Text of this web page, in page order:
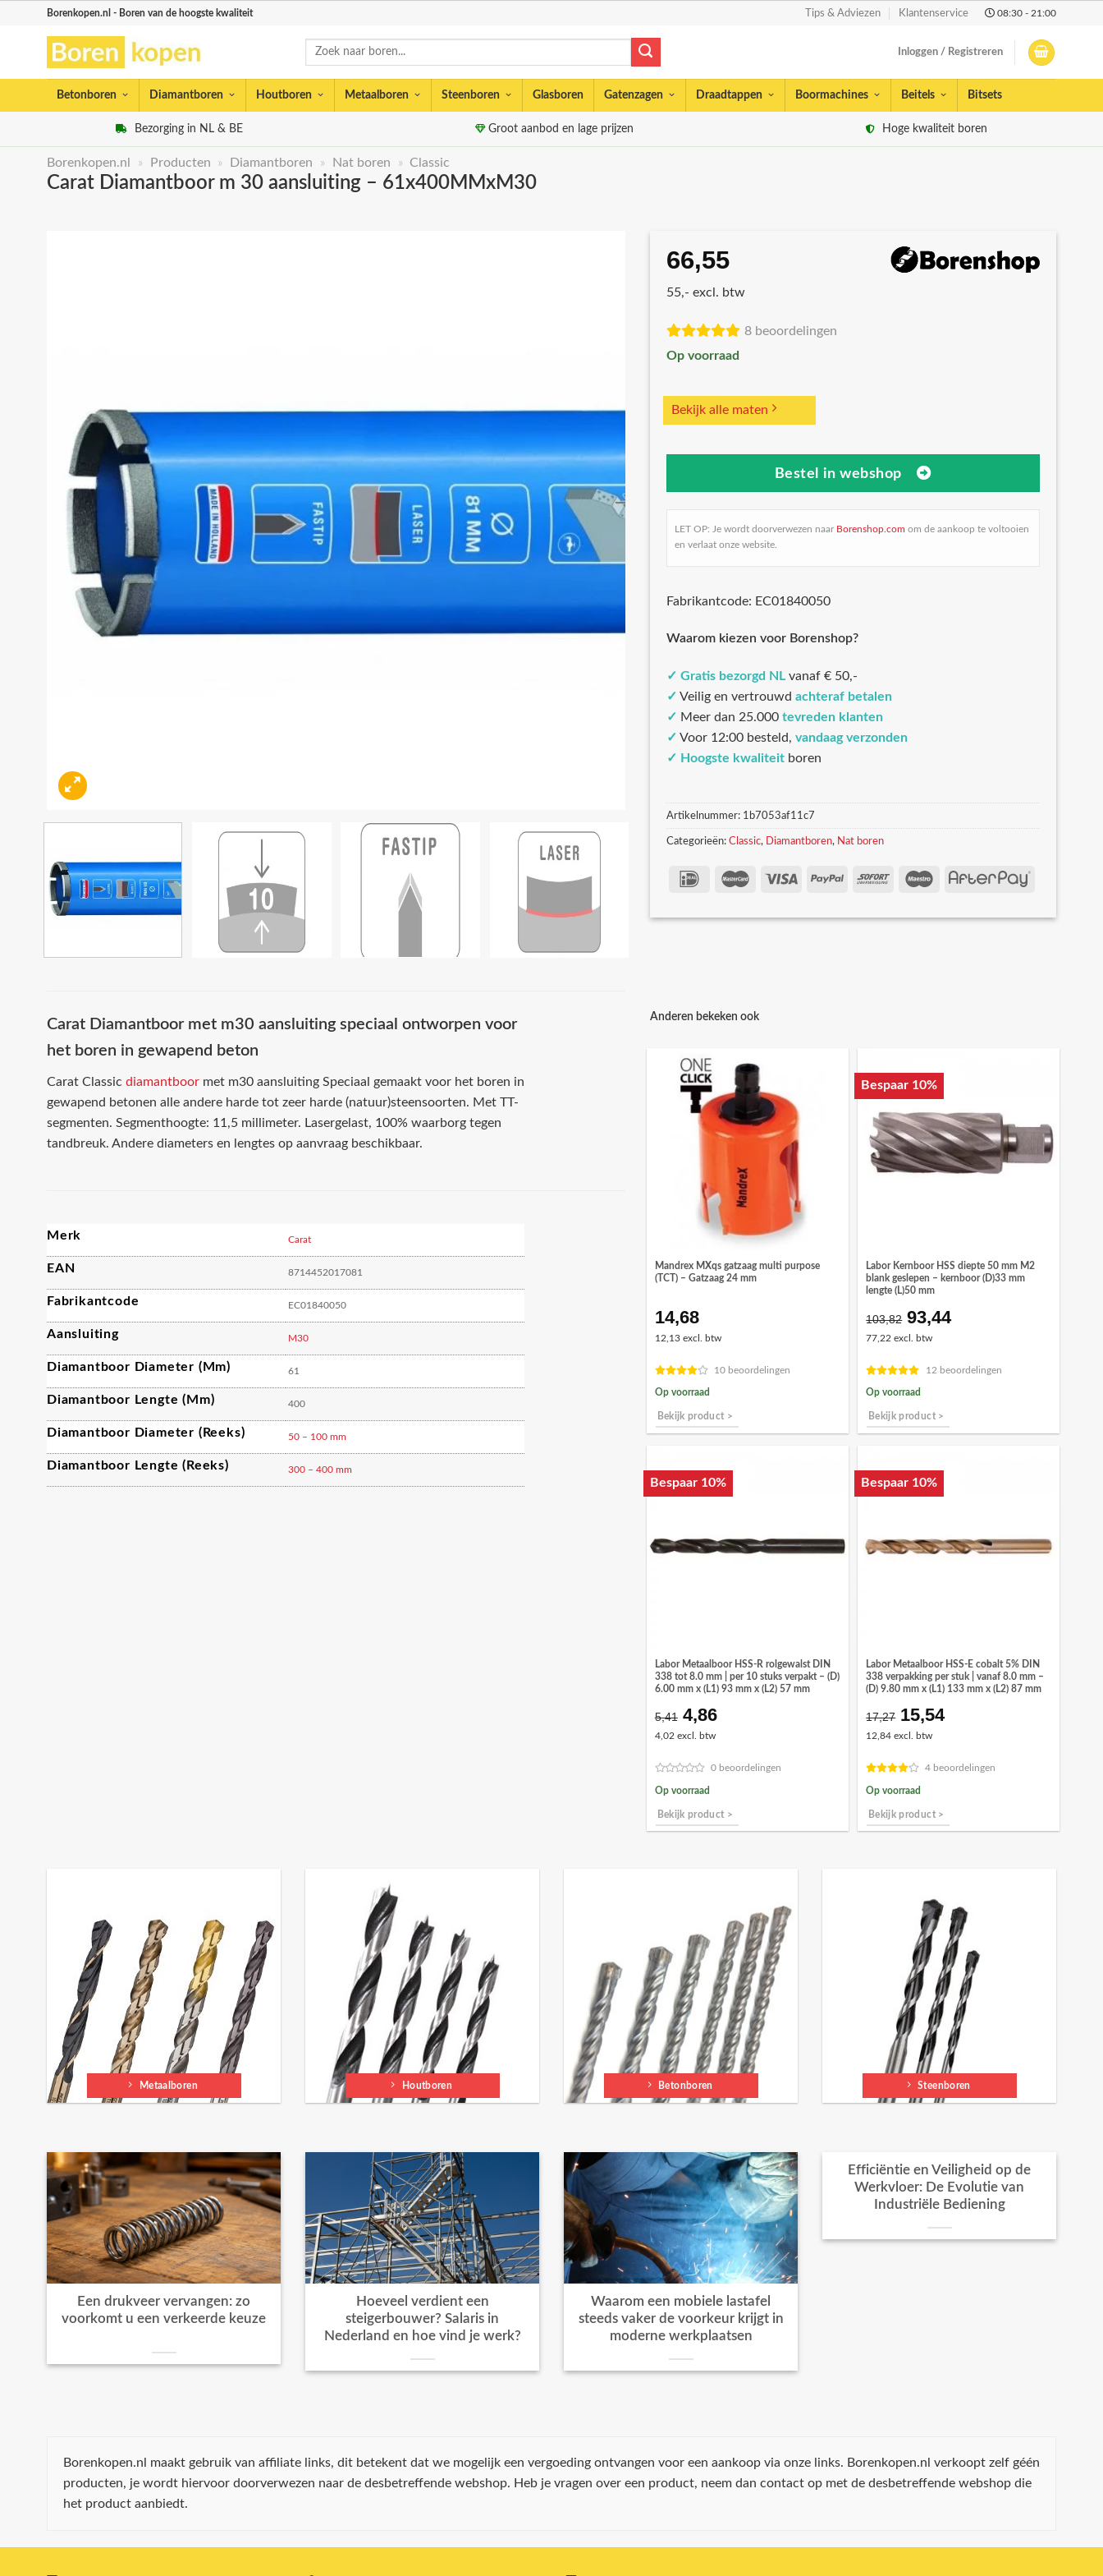
Borenkopen.nl - Boren van de hoogste kwaliteit Tips & Adviezen Klantenservice 08:30 - 21:00
Zoeken
Inloggen / Registreren
Betonboren Diamantboren Houtboren Metaalboren Steenboren Glasboren Gatenzagen Draadtappen Boormachines Beitels Bitsets
Bezorging in NL & BE Groot aanbod en lage prijzen Hoge kwaliteit boren
Borenkopen.nl » Producten » Diamantboren » Nat boren » Classic
Carat Diamantboor m 30 aansluiting – 61x400MMxM30
66,55
55,- excl. btw
8 beoordelingen
Op voorraad
Bekijk alle maten
Bestel in webshop
LET OP: Je wordt doorverwezen naar Borenshop.com om de aankoop te voltooien
en verlaat onze website.
Fabrikantcode: EC01840050
Waarom kiezen voor Borenshop?
✓ Gratis bezorgd NL vanaf € 50,-
✓ Veilig en vertrouwd achteraf betalen
✓ Meer dan 25.000 tevreden klanten
✓ Voor 12:00 besteld, vandaag verzonden
✓ Hoogste kwaliteit boren
Artikelnummer: 1b7053af11c7
Categorieën: Classic, Diamantboren, Nat boren
Carat Diamantboor met m30 aansluiting speciaal ontworpen voor
het boren in gewapend beton
Carat Classic diamantboor met m30 aansluiting Speciaal gemaakt voor het boren in
gewapend betonen alle andere harde tot zeer harde (natuur)steensoorten. Met TT-
segmenten. Segmenthoogte: 11,5 millimeter. Lasergelast, 100% waarborg tegen
tandbreuk. Andere diameters en lengtes op aanvraag beschikbaar.
Merk Carat
EAN 8714452017081
Fabrikantcode EC01840050
Aansluiting M30
Diamantboor Diameter (mm) 61
Diamantboor Lengte (mm) 400
Diamantboor Diameter (reeks) 50 – 100 mm
Diamantboor Lengte (reeks) 300 – 400 mm
Anderen bekeken ook
Mandrex MXqs gatzaag multi purpose
(TCT) – Gatzaag 24 mm
14,68
12,13 excl. btw
10 beoordelingen
Op voorraad
Bekijk product >
Bespaar 10%
Labor Kernboor HSS diepte 50 mm M2
blank geslepen – kernboor (D)33 mm
lengte (L)50 mm
103,82 Oorspronkelijke
prijs
€103,82.
93,44Huidige
€93,44.
77,22 excl. btw
12 beoordelingen
Op voorraad
Bekijk product >
Bespaar 10%
Labor Metaalboor HSS-R rolgewalst DIN
338 tot 8.0 mm | per 10 stuks verpakt – (D)
6.00 mm x (L1) 93 mm x (L2) 57 mm
5,41 Oorspronkelijke
prijs
€5,41.
4,86Huidige
€4,86.
4,02 excl. btw
0 beoordelingen
Op voorraad
Bekijk product >
Bespaar 10%
Labor Metaalboor HSS-E cobalt 5% DIN
338 verpakking per stuk | vanaf 8.0 mm –
(D) 9.80 mm x (L1) 133 mm x (L2) 87 mm
17,27 Oorspronkelijke
prijs
€17,27.
15,54Huidige
€15,54.
12,84 excl. btw
4 beoordelingen
Op voorraad
Bekijk product >
Metaalboren Houtboren Betonboren Steenboren
Een drukveer vervangen: zo
voorkomt u een verkeerde keuze
Hoeveel verdient een
steigerbouwer? Salaris in
Nederland en hoe vind je werk?
Waarom een mobiele lastafel
steeds vaker de voorkeur krijgt in
moderne werkplaatsen
Efficiëntie en Veiligheid op de
Werkvloer: De Evolutie van
Industriële Bediening
Borenkopen.nl maakt gebruik van affiliate links, dit betekent dat we mogelijk een vergoeding ontvangen voor een aankoop via onze links. Borenkopen.nl verkoopt zelf géén
producten, je wordt hiervoor doorverwezen naar de desbetreffende webshop. Heb je vragen over een product, neem dan contact op met de desbetreffende webshop die
het product aanbiedt.